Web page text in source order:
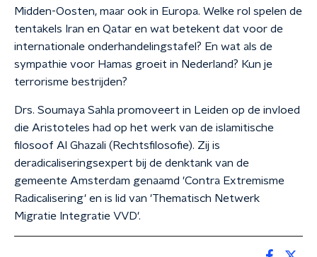
Midden-Oosten, maar ook in Europa. Welke rol spelen de
tentakels Iran en Qatar en wat betekent dat voor de
internationale onderhandelingstafel? En wat als de
sympathie voor Hamas groeit in Nederland? Kun je
terrorisme bestrijden?
Drs. Soumaya Sahla promoveert in Leiden op de invloed
die Aristoteles had op het werk van de islamitische
filosoof Al Ghazali (Rechtsfilosofie). Zij is
deradicaliseringsexpert bij de denktank van de
gemeente Amsterdam genaamd 'Contra Extremisme
Radicalisering' en is lid van 'Thematisch Netwerk
Migratie Integratie VVD'.